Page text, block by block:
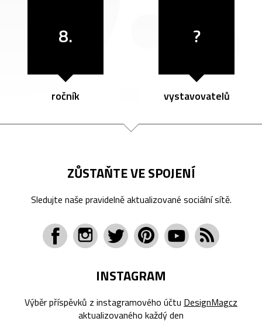
8.
ročník
?
vystavovatelů
ZŮSTAŇTE VE SPOJENÍ
Sledujte naše pravidelně aktualizované sociální sítě.
INSTAGRAM
Výběr příspěvků z instagramového účtu DesignMagcz
aktualizovaného každý den